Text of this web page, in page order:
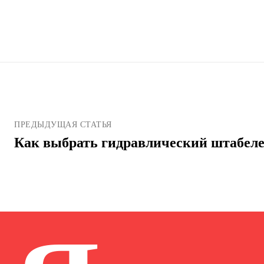
ПРЕДЫДУЩАЯ СТАТЬЯ
Как выбрать гидравлический